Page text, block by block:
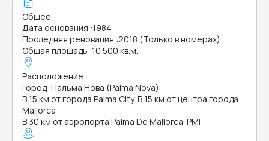
Общее
Дата основания :1984
Последняя реновация :2018 (Только в номерах)
Общая площадь :10 500 кв.м.
Расположение
Город :Пальма Нова (Palma Nova)
В 15 км от города Palma City. В 15 км от центра города
Mallorca
В 30 км от аэропорта Palma De Mallorca-PMI